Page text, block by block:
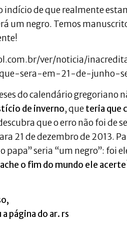
indício de que realmente
um negro. Temos
ver/noticia/
sera-em-21-de-junho-
do calendário gregoriano
de inverno, queteria que
que o erro não foi de
21 de dezembro de 2013.
papa” seria “um negro”: foi
o fim do mundo ele
página do ar. rs